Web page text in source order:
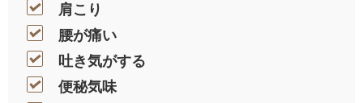
肩こり
腰が痛い
吐き気がする
便秘気味